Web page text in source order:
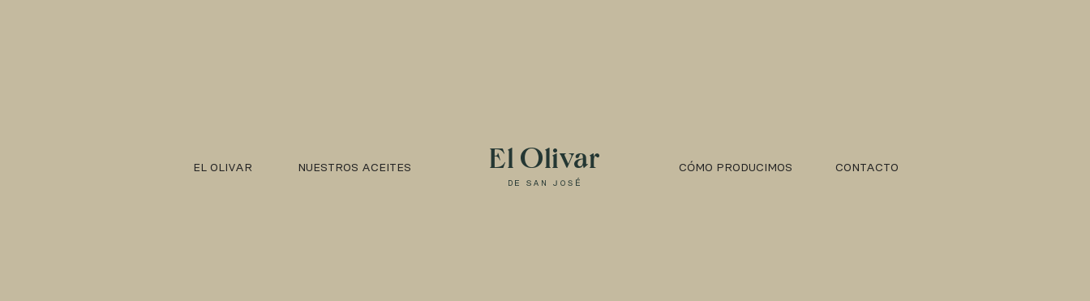
EL OLIVAR NUESTROS ACEITES CÓMO PRODUCIMOS CONTACTO